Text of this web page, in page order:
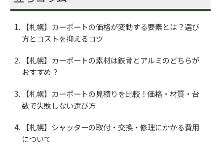
【札幌】カーポートの価格が変動する要素とは？選び
方とコストを抑えるコツ
【札幌】カーポートの素材は鉄骨とアルミのどちらが
おすすめ？
【札幌】カーポートの見積りを比較！価格・材質・台
数で失敗しない選び方
【札幌】シャッターの取付・交換・修理にかかる費用
について